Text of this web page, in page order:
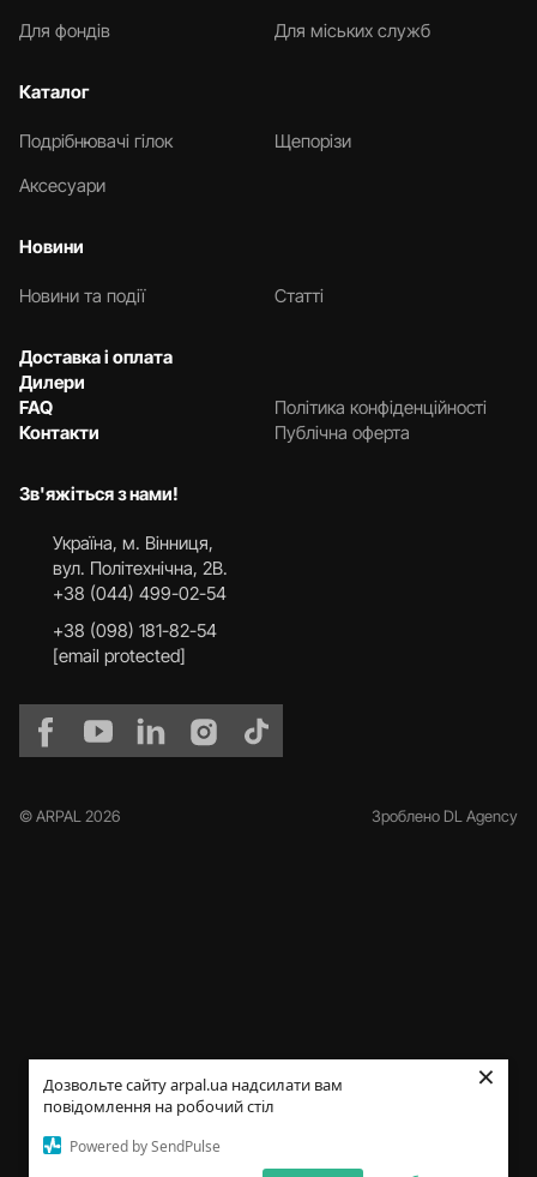
Дозвольте сайту arpal.ua надсилати вам
повідомлення на робочий стіл
Powered by SendPulse
×
Для фондів Для міських служб
Каталог
Подрібнювачі гілок
Щепорізи
Аксесуари
Новини
Новини та події Статті
Доставка і оплата
Дилери
FAQ
Контакти
Політика конфіденційності
Публічна оферта
Зв'яжіться з нами!
Українa, м. Вінниця,
вул. Політехнічна, 2В.
+38 (044) 499-02-54
+38 (098) 181-82-54
[email protected]
© ARPAL 2026 Зроблено DL Agency